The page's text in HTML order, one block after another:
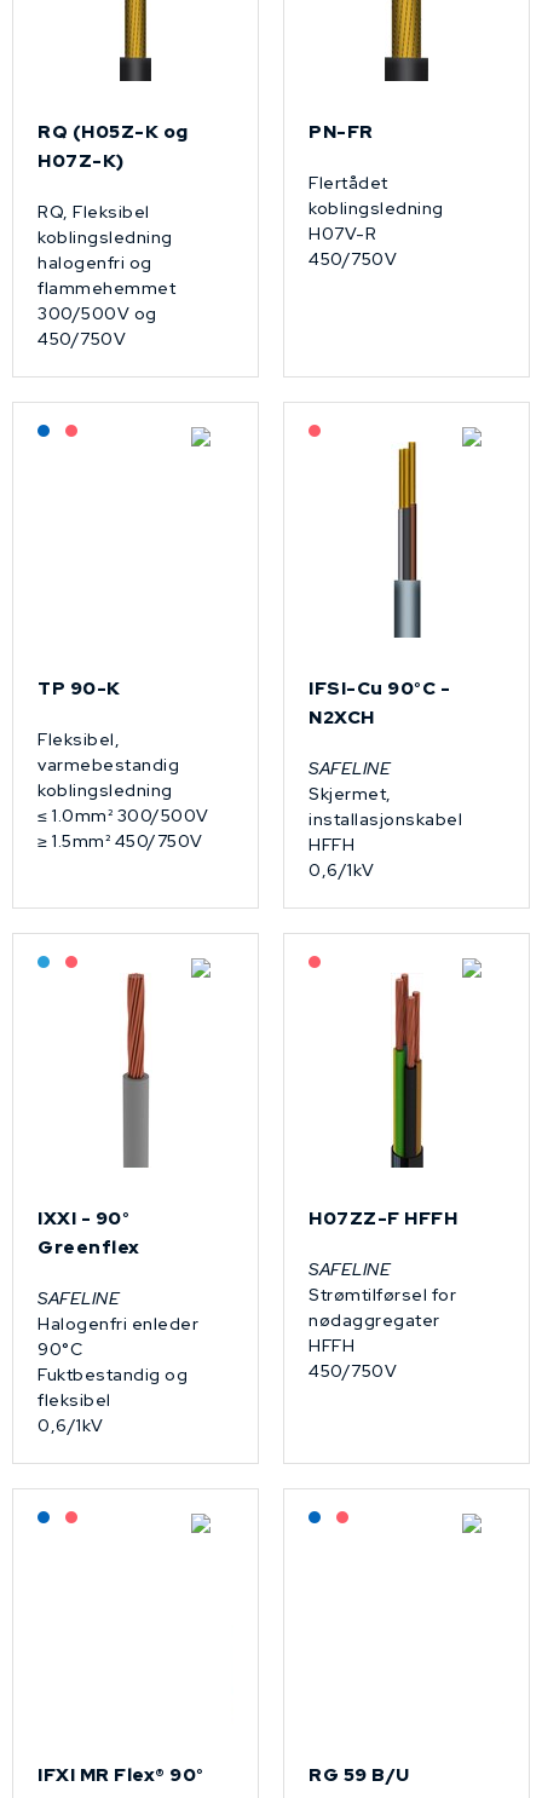
RQ (H05Z-K og
H07Z-K)
RQ, Fleksibel
koblingsledning
halogenfri og
flammehemmet
300/500V og
450/750V
PN-FR
Flertådet
koblingsledning
H07V-R
450/750V
Lagerført: NEK Kabel
På forespørsel
TP 90-K
Fleksibel,
varmebestandig
koblingsledning
≤ 1.0mm² 300/500V
≥ 1.5mm² 450/750V
IFSI-Cu 90°C -
N2XCH
SAFELINE
Skjermet,
installasjonskabel
HFFH
0,6/1kV
Bestilling: 2-3 uker
På forespørsel
IXXI - 90°
Greenflex
SAFELINE
Halogenfri enleder
90°C
Fuktbestandig og
fleksibel
0,6/1kV
H07ZZ-F HFFH
SAFELINE
Strømtilførsel for
nødaggregater
HFFH
450/750V
Lagerført: NEK Kabel
På forespørsel
IFXI MR Flex® 90°
Lagerført: NEK Kabel
På forespørsel
RG 59 B/U